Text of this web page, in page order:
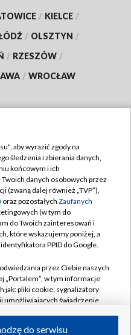
/ KIELCE /
/ OLSZTYN /
/ RZESZÓW /
/ WROCŁAW
TVP
aby wyrazić zgody na
śledzenia i zbierania danych,
końcowym i ich
danych osobowych przez
(zwaną dalej również „TVP”),
oraz pozostałych Zaufanych
(w tym do
do Twoich zainteresowań i
które wskazujemy poniżej, a
PPID do Google.
przez Ciebie naszych
„Portalem”, w tym informacje
jak: pliki cookie, sygnalizatory
umożliwiających świadczenie
do serwisu